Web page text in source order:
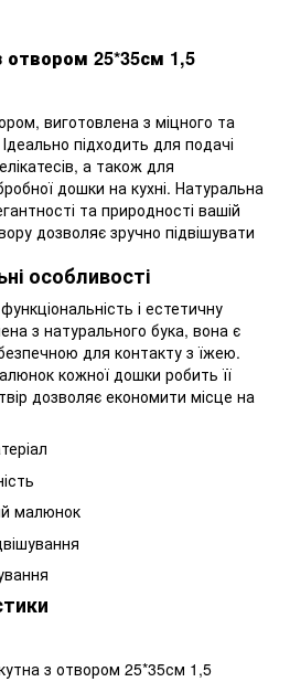
25*35см 1,5
виготовлена з міцного та
підходить для подачі
а також для
дошки на кухні. Натуральна
та природності вашій
дозволяє зручно підвішувати
особливості
і естетичну
з натурального бука, вона є
для контакту з їжею.
кожної дошки робить її
дозволяє економити місце на
малюнок
з отвором 25*35см 1,5